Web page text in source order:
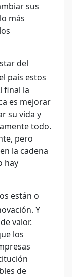
sus
más
del
país estos
final la
es mejorar
su vida y
todo.
pero
la cadena
hay
están o
Y
valor.
los
de